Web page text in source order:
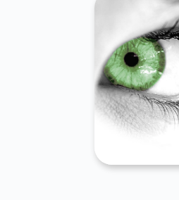
Soisy-sur-
Vaugrigneuse
Vert-le-Petit
Villemoisson-
Wissous 91320